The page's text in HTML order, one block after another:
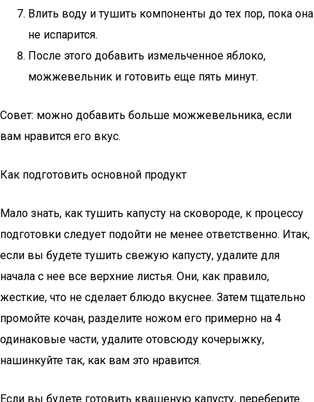
Влить воду и тушить компоненты до тех пор, пока она
не испарится.
После этого добавить измельченное яблоко,
можжевельник и готовить еще пять минут.
Совет: можно добавить больше можжевельника, если
вам нравится его вкус.
Как подготовить основной продукт
Мало знать, как тушить капусту на сковороде, к процессу
подготовки следует подойти не менее ответственно. Итак,
если вы будете тушить свежую капусту, удалите для
начала с нее все верхние листья. Они, как правило,
жесткие, что не сделает блюдо вкуснее. Затем тщательно
промойте кочан, разделите ножом его примерно на 4
одинаковые части, удалите отовсюду кочерыжку,
нашинкуйте так, как вам это нравится.
Если вы будете готовить квашеную капусту, переберите